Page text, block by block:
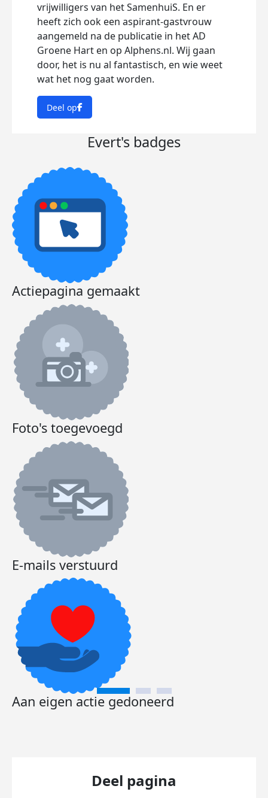
vrijwilligers van het SamenhuiS. En er
heeft zich ook een aspirant-gastvrouw
aangemeld na de publicatie in het AD
Groene Hart en op Alphens.nl. Wij gaan
door, het is nu al fantastisch, en wie weet
wat het nog gaat worden.
Deel op
Evert's badges
Actiepagina gemaakt
Foto's toegevoegd
E-mails verstuurd
Aan eigen actie gedoneerd
Deel pagina